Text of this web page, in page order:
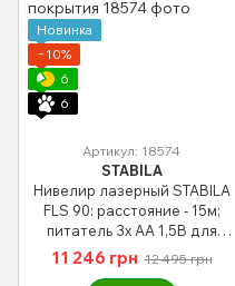
Новинка
−10%
6
6
Артикул: 18574
STABILA
Нивелир лазерный STABILA
FLS 90: расстояние - 15м;
питатель 3х АА 1,5В для
напольного покрытия
11 246 грн 12 495 грн